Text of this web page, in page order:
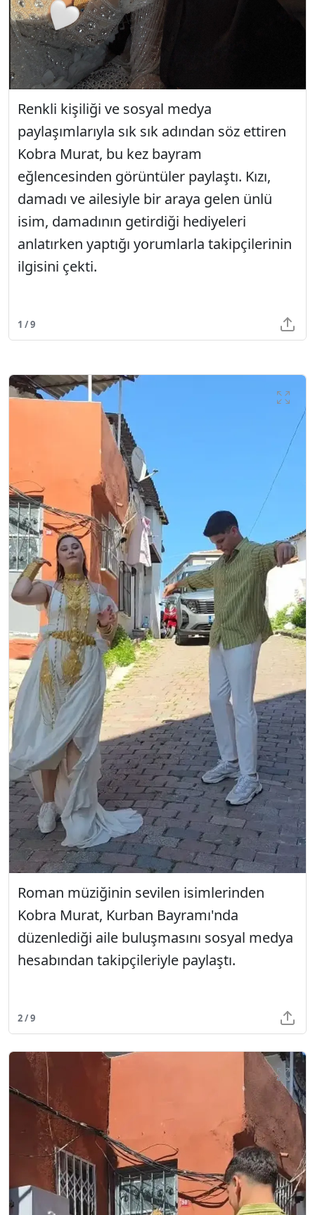
Renkli kişiliği ve sosyal medya
paylaşımlarıyla sık sık adından söz ettiren
Kobra Murat, bu kez bayram
eğlencesinden görüntüler paylaştı. Kızı,
damadı ve ailesiyle bir araya gelen ünlü
isim, damadının getirdiği hediyeleri
anlatırken yaptığı yorumlarla takipçilerinin
ilgisini çekti.
1 / 9
Roman müziğinin sevilen isimlerinden
Kobra Murat, Kurban Bayramı'nda
düzenlediği aile buluşmasını sosyal medya
hesabından takipçileriyle paylaştı.
2 / 9